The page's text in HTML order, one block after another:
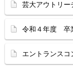
芸大アウトリー
令和４年度 卒
エントランスコ